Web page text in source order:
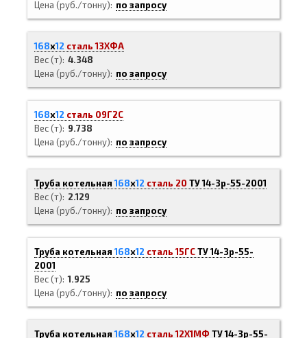
Цена (руб./тонну)
по запросу
168х12 сталь 13ХФА
Вес (т) 4.348
Цена (руб./тонну)
по запросу
168х12 сталь 09Г2С
Вес (т)
9.738
Цена (руб./тонну)
по запросу
Труба котельная168х12 сталь 20 ТУ 14-3р-55-2001
Вес (т)
2.129
Цена (руб./тонну)
по запросу
Труба котельная168х12 сталь 15ГСТУ 14-3р-55-
2001
Вес (т) 1.925
Цена (руб./тонну)
по запросу
Труба котельная168х12 сталь 12Х1МФ ТУ 14-3р-55-